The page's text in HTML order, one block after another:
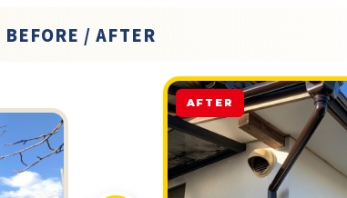
BEFORE / AFTER
AFTER